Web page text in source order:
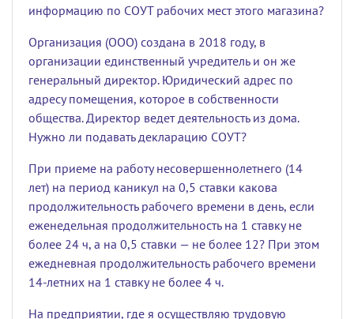
информацию по СОУТ рабочих мест этого магазина?
Организация (ООО) создана в 2018 году, в
организации единственный учредитель и он же
генеральный директор. Юридический адрес по
адресу помещения, которое в собственности
общества. Директор ведет деятельность из дома.
Нужно ли подавать декларацию СОУТ?
При приеме на работу несовершеннолетнего (14
лет) на период каникул на 0,5 ставки какова
продолжительность рабочего времени в день, если
еженедельная продолжительность на 1 ставку не
более 24 ч, а на 0,5 ставки — не более 12? При этом
ежедневная продолжительность рабочего времени
14-летних на 1 ставку не более 4 ч.
На предприятии, где я осуществляю трудовую